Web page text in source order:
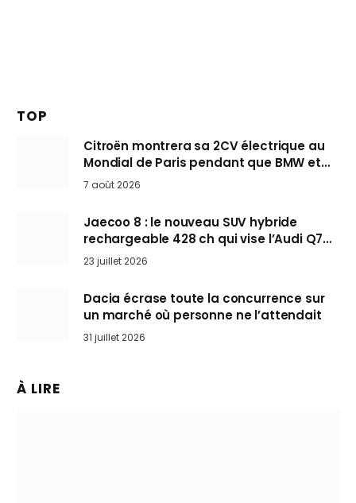
TOP
Citroën montrera sa 2CV électrique au
Mondial de Paris pendant que BMW et
Mini désertent le salon
7 août 2026
Jaecoo 8 : le nouveau SUV hybride
rechargeable 428 ch qui vise l’Audi Q7
arrive en Europe cet automne
23 juillet 2026
Dacia écrase toute la concurrence sur
un marché où personne ne l’attendait
31 juillet 2026
À LIRE